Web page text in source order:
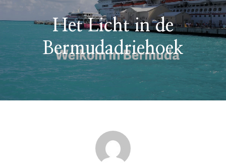
Het Licht in de
Bermudadriehoek